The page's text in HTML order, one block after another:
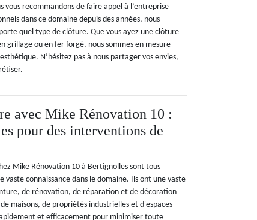
vous recommandons de faire appel à l’entreprise
dans ce domaine depuis des années, nous
quel type de clôture. Que vous ayez une clôture
grillage ou en fer forgé, nous sommes en mesure
N’hésitez pas à nous partager vos envies,
avec Mike Rénovation 10 :
pour des interventions de
Mike Rénovation 10 à Bertignolles sont tous
connaissance dans le domaine. Ils ont une vaste
de rénovation, de réparation et de décoration
maisons, de propriétés industrielles et d'espaces
et efficacement pour minimiser toute